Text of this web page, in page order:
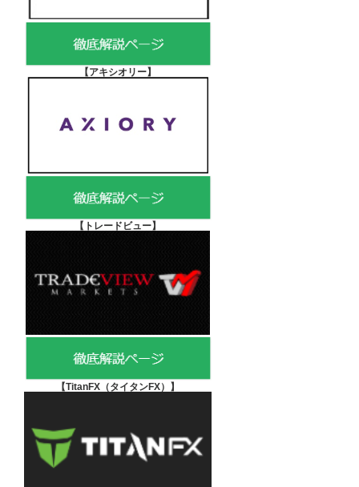
【アキシオリー】
【 トレードビュー】
【TitanFX（タイタンFX） 】